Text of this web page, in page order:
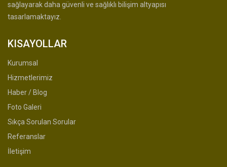
sağlayarak daha güvenli ve sağlıklı bilişim altyapısı
tasarlamaktayız.
KISAYOLLAR
Kurumsal
Hizmetlerimiz
Haber / Blog
Foto Galeri
Sıkça Sorulan Sorular
Referanslar
İletişim